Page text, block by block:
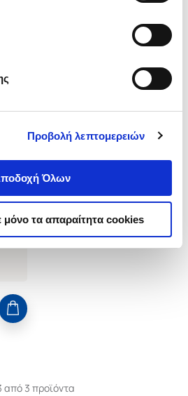
Προβολή λεπτομερειών
Όλων
μόνο τα απαραίτητα cookies
of
από 3 προϊόντα